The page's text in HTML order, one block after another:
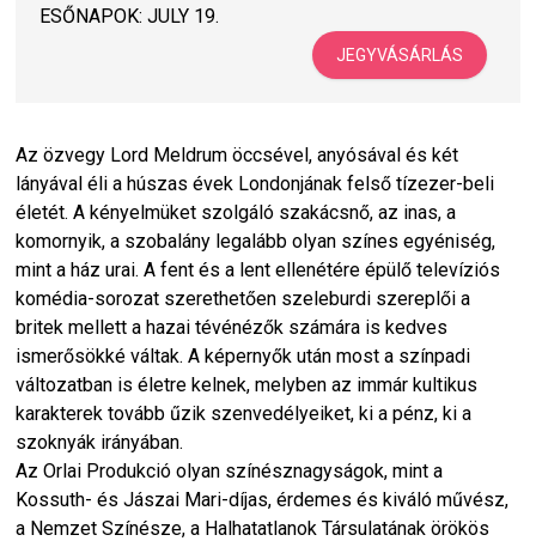
ESŐNAPOK: JULY 19.
JEGYVÁSÁRLÁS
Az özvegy Lord Meldrum öccsével, anyósával és két
lányával éli a húszas évek Londonjának felső tízezer-beli
életét. A kényelmüket szolgáló szakácsnő, az inas, a
komornyik, a szobalány legalább olyan színes egyéniség,
mint a ház urai. A fent és a lent ellenétére épülő televíziós
komédia-sorozat szerethetően szeleburdi szereplői a
britek mellett a hazai tévénézők számára is kedves
ismerősökké váltak. A képernyők után most a színpadi
változatban is életre kelnek, melyben az immár kultikus
karakterek tovább űzik szenvedélyeiket, ki a pénz, ki a
szoknyák irányában.
Az Orlai Produkció olyan színésznagyságok, mint a
Kossuth- és Jászai Mari-díjas, érdemes és kiváló művész,
a Nemzet Színésze, a Halhatatlanok Társulatának örökös